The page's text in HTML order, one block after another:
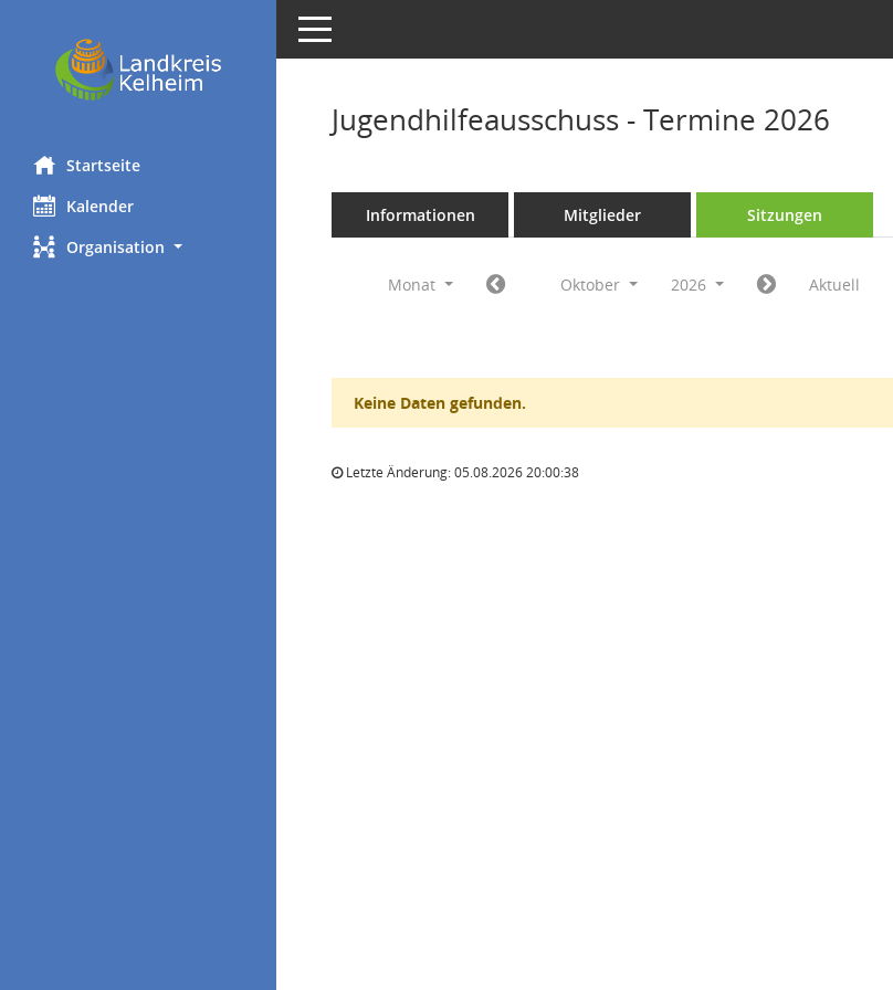
Startseite
Kalender
Organisation
Toggle navigation
Jugendhilfeausschuss - Termine 2026
Informationen Mitglieder Sitzungen
Monat Oktober 2026 Aktuell
Keine Daten gefunden.
Letzte Änderung: 05.08.2026 20:00:38